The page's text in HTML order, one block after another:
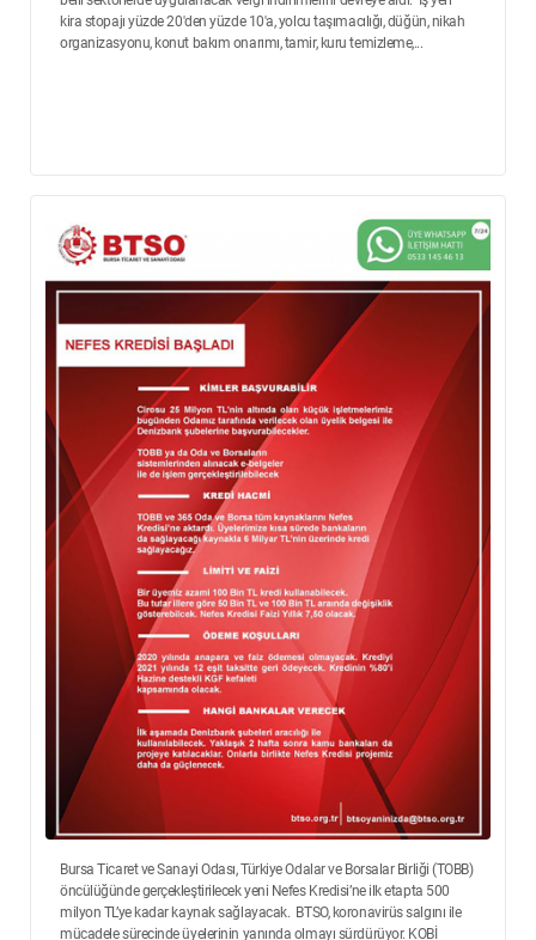
kira stopajı yüzde 20'den yüzde 10'a, yolcu taşımacılığı, düğün, nikah
organizasyonu, konut bakım onarımı, tamir, kuru temizleme,...
Bursa Ticaret ve Sanayi Odası, Türkiye Odalar ve Borsalar Birliği (TOBB)
öncülüğünde gerçekleştirilecek yeni Nefes Kredisi’ne ilk etapta 500
milyon TL’ye kadar kaynak sağlayacak. BTSO, koronavirüs salgını ile
mücadele sürecinde üyelerinin yanında olmayı sürdürüyor. KOBİ